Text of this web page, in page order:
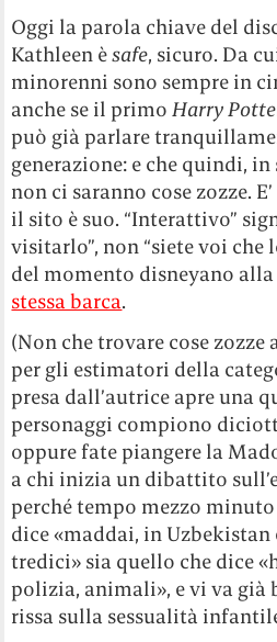
Oggi la parola chiave del
Kathleen èsafe, sicuro. Da
minorenni sono sempre in
anche se il primoHarry
può già parlare
generazione: e che quindi,
non ci saranno cose zozze.
il sito è suo. “Interattivo”
visitarlo”, non “siete voi che
del momento disneyano alla
stessa barca.
(Non che trovare cose
per gli estimatori della
presa dall’autrice apre una
personaggi compiono
oppure fate piangere la
a chi inizia un dibattito
perché tempo mezzo
dice «maddai, in
tredici» sia quello che dice
polizia, animali», e vi va già
rissa sulla sessualità